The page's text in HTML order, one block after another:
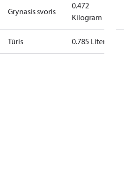
Grynasis svoris
0.472
Kilogram
Tūris 0.785 Liter